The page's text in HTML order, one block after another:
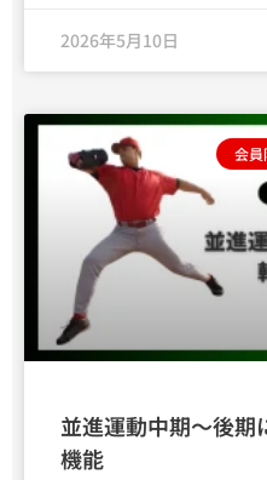
2026年5月10日
会員
並進運動中期～後期
機能